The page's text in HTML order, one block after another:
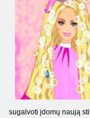
sugalvoti įdomų naują